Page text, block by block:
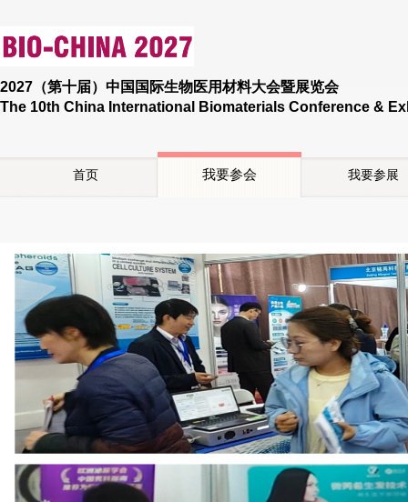
2027（第十届）中国国际生物医用材料大会暨展览会
The 10th China International Biomaterials Conference &
首页 我要参会 我要参展